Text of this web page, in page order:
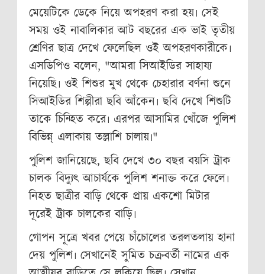
মেয়েটিকে ডেকে নিয়ে অপহরণ করা হয়৷ সেই
সময় ওই নাবালিকার আট বছরের এক ভাই তৃতীয়
শ্রেণির ছাত্র দেখে ফেলেছিল ওই অপহরণকারীকে৷
এসডিপিও বলেন, "আমরা সিআইডির সাহায্য
নিয়েছি৷ ওই শিশুর মুখ থেকে চেহারার বর্ণনা শুনে
সিআইডির শিল্পীরা ছবি আঁকেন৷ ছবি দেখে শিশুটি
তাকে চিন্হিত করে৷ এরপর আসামির খোঁজে পুলিশ
বিভিন্ন্ এলাকায় তল্লাশি চালায়৷"
পুলিশ জানিয়েছে, ছবি দেখে ৩০ বছর বয়সি ট্রাক
চালক বিদ্যুত্‍ আচার্যকে পুলিশ শনাক্ত করে ফেলে৷
নিহত ছাত্রীর বাড়ি থেকে প্রায় একশো মিটার
দূরেই ট্রাক চালকের বাড়ি৷
গোপন সূত্রে খবর পেয়ে চাঁচোলের তরলতলায় হানা
দেয় পুলিশ৷ সেখানেই সুমিত চক্রবর্তী নামের এক